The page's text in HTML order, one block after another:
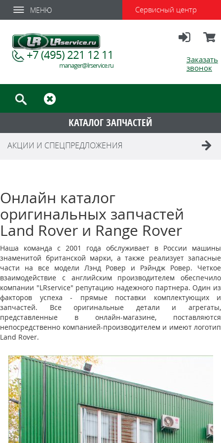
МЕНЮ Сервисный центр
Заказать
звонок
+7 (495) 221 12 11
manager@lrservice.ru
КАТАЛОГ ЗАПЧАСТЕЙ
АКЦИИ И СПЕЦПРЕДЛОЖЕНИЯ
Онлайн каталог
оригинальных запчастей
Land Rover и Range Rover
Наша команда с 2001 года обслуживает в России машины
знаменитой британской марки, а также реализует запасные
части на все модели Лэнд Ровер и Рэйндж Ровер. Четкое
взаимодействие с английским производителем обеспечило
компании "LRservice" репутацию надежного партнера. Один из
факторов успеха - прямые поставки комплектующих и
запчастей. Все оригинальные детали и агрегаты,
представленные в онлайн-магазине, поставляются
непосредственно компанией-производителем и имеют логотип
Land Rover.